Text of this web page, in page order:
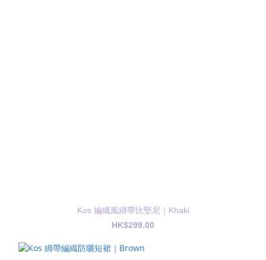
Kos 編織風綁帶比堅尼｜Khaki
HK$299.00